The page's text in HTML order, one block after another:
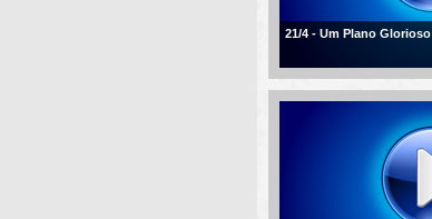
21/4 - Um Plano Glorioso